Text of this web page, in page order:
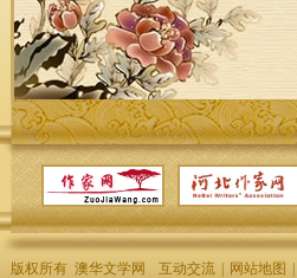
版权所有 澳华文学网 互动交流 网站地图